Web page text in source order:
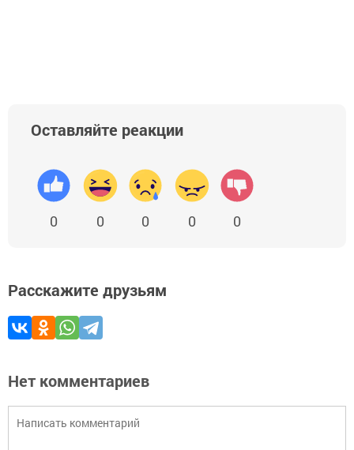
Оставляйте реакции
0 0 0 0 0
Расскажите друзьям
Нет комментариев